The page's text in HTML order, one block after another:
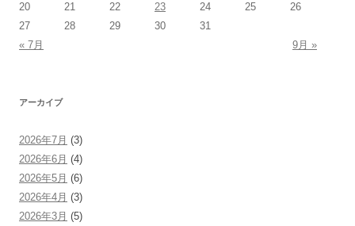
20
21 22 23 24 25
26
27
28 29 30
31
« 7月
9月 »
アーカイブ
2026年7月 (3)
2026年6月 (4)
2026年5月 (6)
2026年4月 (3)
2026年3月 (5)